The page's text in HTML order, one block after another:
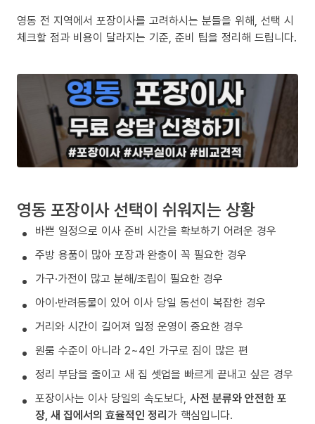
영동 전 지역에서 포장이사를 고려하시는 분들을 위해, 선택 시
체크할 점과 비용이 달라지는 기준, 준비 팁을 정리해 드립니다.
영동 포장이사 선택이 쉬워지는 상황
바쁜 일정으로 이사 준비 시간을 확보하기 어려운 경우
주방 용품이 많아 포장과 완충이 꼭 필요한 경우
가구·가전이 많고 분해/조립이 필요한 경우
아이·반려동물이 있어 이사 당일 동선이 복잡한 경우
거리와 시간이 길어져 일정 운영이 중요한 경우
원룸 수준이 아니라 2~4인 가구로 짐이 많은 편
정리 부담을 줄이고 새 집 셋업을 빠르게 끝내고 싶은 경우
포장이사는 이사 당일의 속도보다, 사전 분류와 안전한 포
장, 새 집에서의 효율적인 정리가 핵심입니다.